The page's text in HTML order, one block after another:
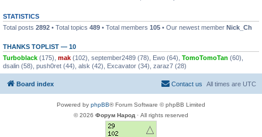
STATISTICS
Total posts 2892 • Total topics 489 • Total members 105 • Our newest member Nick_Ch
THANKS TOPLIST — 10
Turboblack (175), mak (102), september2489 (78), Ewo (64), TomoTomoTan (60),
dsalin (58), push0ret (44), alsk (42), Excavator (34), zaraz7 (28)
Board index All times are UTC
Contact us
Powered by phpBB® Forum Software © phpBB Limited
© 2026 Форум Народ · All rights reserved